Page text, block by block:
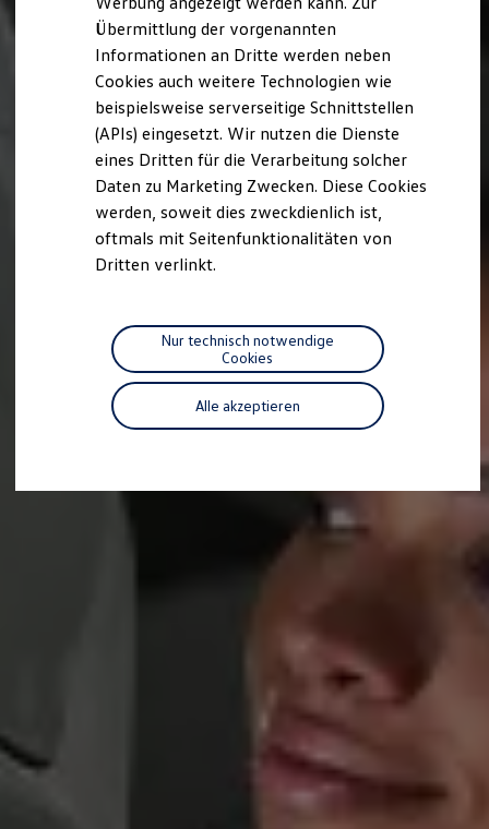
Besitzer und Service
myVolkswagen
Software Updates
Service und Ersatzteile
Inspektion und HU/AU
Reparaturen und Checks
Motorenöl und Flüssigkeiten
Räder und Reifen
Pannen- und Unfallhilfe
Economy Service
Volkswagen Teile
Zubehör
Modellspezifisches Zubehör
Individualisieren
Wallbox und Ladekabel
Digitale Extras
Dienste für Ihr Modell finden
Volkswagen Apps, Login und Shop
Handy und Fahrzeug verbinden
Vorgängermodelle
Volkswagen Kundenbetreuung
Warn- und Kontrollleuchten
Volkswagen Kundenbetreuung
Übermittlung der vorgenannten
Informationen an Dritte werden neben
Cookies auch weitere Technologien wie
beispielsweise serverseitige Schnittstellen
(APIs) eingesetzt. Wir nutzen die Dienste
eines Dritten für die Verarbeitung solcher
Daten zu Marketing Zwecken. Diese Cookies
werden, soweit dies zweckdienlich ist,
oftmals mit Seitenfunktionalitäten von
Dritten verlinkt.
Alle akzeptieren
Nur technisch notwendige
Cookies